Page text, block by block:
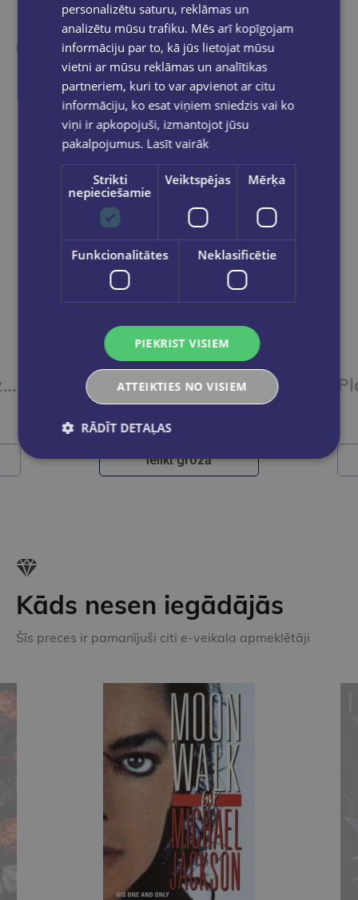
Līdzīgas preces
Ieskaties, varbūt noder
Saspraudes krūzītē 150 gb., Mojito Pildspalvu turētājs, Mojito
Ielikt grozā
Kāds nesen iegādājās
Šīs preces ir pamanījuši citi e-veikala apmeklētāji
personalizētu saturu, reklāmas un
analizētu mūsu trafiku. Mēs arī kopīgojam
informāciju par to, kā jūs lietojat mūsu
vietni ar mūsu reklāmas un analītikas
partneriem, kuri to var apvienot ar citu
informāciju, ko esat viņiem sniedzis vai ko
viņi ir apkopojuši, izmantojot jūsu
pakalpojumus. Lasīt vairāk
Strikti
nepieciešamie
Veiktspējas Mērķa
Funkcionalitātes Neklasificētie
PIEKRIST VISIEM
ATTEIKTIES NO VISIEM
RĀDĪT DETAĻAS